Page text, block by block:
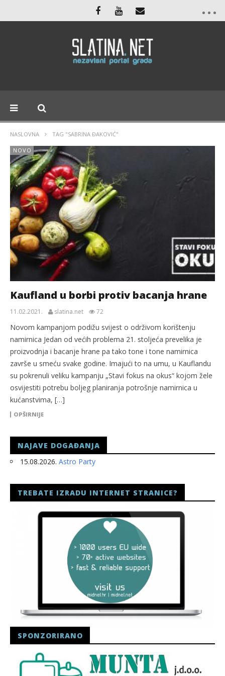
NASLOVNA TAG "SABRINA ĐAKOVIĆ"
NOVO
Kaufland u borbi protiv bacanja hrane
11.02.2021. slatina.net 72
Novom kampanjom podižu svijest o održivom korištenju
namirnica Jedan od većih problema 21. stoljeća prevelika je
proizvodnja i bacanje hrane pa tako tone i tone namirnica
završe u smeću svake godine. Imajući to na umu, u Kauflandu
su pokrenuli veliku kampanju „Stavi fokus na okus“ kojom žele
osvijestiti potrebu boljeg planiranja potrošnje namirnica u
kućanstvima, […]
OPŠIRNIJE
NAJAVE DOGAĐANJA
15.08.2026. Astro Party
TREBATE IZRADU INTERNET STRANICE?
SPONZORIRANO